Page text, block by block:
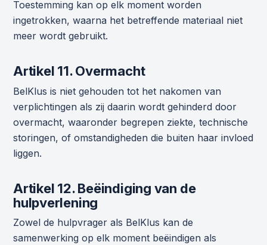
Toestemming kan op elk moment worden
ingetrokken, waarna het betreffende materiaal niet
meer wordt gebruikt.
Artikel 11. Overmacht
BelKlus is niet gehouden tot het nakomen van
verplichtingen als zij daarin wordt gehinderd door
overmacht, waaronder begrepen ziekte, technische
storingen, of omstandigheden die buiten haar invloed
liggen.
Artikel 12. Beëindiging van de
hulpverlening
Zowel de hulpvrager als BelKlus kan de
samenwerking op elk moment beëindigen als